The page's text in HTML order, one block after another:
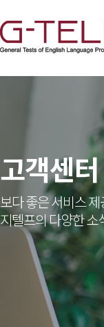
고객센터
보다 좋은 서비스
지텔프의 다양한 소